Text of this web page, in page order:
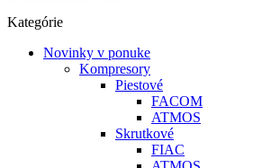
Kategórie
Novinky v ponuke
Kompresory
Piestové
FACOM
ATMOS
Skrutkové
FIAC